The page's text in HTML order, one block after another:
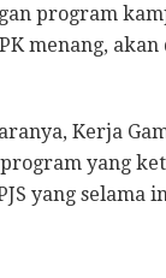
program
menang,
Kerja
yang
yang selama